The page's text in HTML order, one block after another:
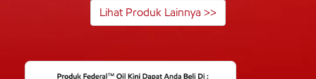
Lihat Produk Lainnya >>